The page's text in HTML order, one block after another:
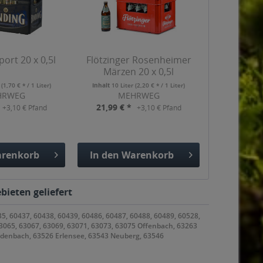
20 x 0,5l
(1,70 € * / 1 Liter)
+3,10 € Pfand
Flötzinger Rosenheimer
Märzen 20 x 0,5l
Inhalt 10 Liter(2,20 € * / 1 Liter)
MEHRWEG
21,99 € *
+3,10 € Pfand
In den Warenkorb
geliefert
60437, 60438, 60439, 60486, 60487, 60488, 60489, 60528,
63067, 63069, 63071, 63073, 63075 Offenbach, 63263
63526 Erlensee, 63543 Neuberg, 63546